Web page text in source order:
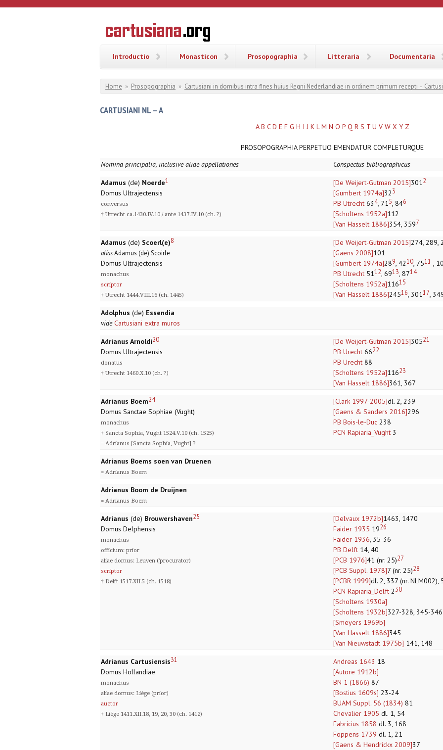
Overslaan en naar de inhoud gaan
CARTUSIANA
Geschiedenis
van de
Introductio Monasticon Prosopographia Litteraria Documentaria
U bent hier
Home » Prosopographia » Cartusiani in domibus intra fines huius Regni Nederlandiae in ordinem primum recepti –
CARTUSIANI NL – A
A B C D E F G H I J K L M N O P Q R S T U V W X Y Z
PROSOPOGRAPHIA PERPETUO EMENDATUR COMPLETURQUE
Nomina principalia, inclusive aliae appellationes
Conspectus bibliographicus
Adamus (de) Noerde1
Domus Ultrajectensis
conversus
† Utrecht ca.1430.IV.10 / ante 1437.IV.10 (ch. ?)
[De Weijert-Gutman 2015]3012
[Gumbert 1974a]323
PB Utrecht 634, 715, 846
[Scholtens 1952a]112
[Van Hasselt 1886]354, 3597
Adamus (de) Scoerl(e)8
aliasAdamus (de) Scoirle
Domus Ultrajectensis
monachus
scriptor
† Utrecht 1444.VIII.16 (ch. 1445)
[De Weijert-Gutman 2015]274, 289,
[Gaens 2008]101
[Gumbert 1974a]289, 4210, 7511 ,
PB Utrecht 5112, 6913, 8714
[Scholtens 1952a]11615
[Van Hasselt 1886]24516, 30117,
Adolphus (de) Essendia
vide Cartusiani extra muros
Adrianus Arnoldi20
Domus Ultrajectensis
donatus
† Utrecht 1460.X.10 (ch. ?)
[De Weijert-Gutman 2015]30521
PB Urecht 6622
PB Urecht 88
[Scholtens 1952a]11623
[Van Hasselt 1886]361, 367
Adrianus Boem24
Domus Sanctae Sophiae (Vught)
monachus
† Sancta Sophia, Vught 1524.V.10 (ch. 1525)
= Adrianus [Sancta Sophia, Vught] ?
[Clark 1997-2005]dl. 2, 239
[Gaens & Sanders 2016]296
PB Bois-le-Duc 238
PCN Rapiaria_Vught 3
Adrianus Boems soen van Druenen
= Adrianus Boem
Adrianus Boom de Druijnen
= Adrianus Boem
Adrianus (de) Brouwershaven25
Domus Delphensis
monachus
officium: prior
aliae domus: Leuven ('procurator)
scriptor
† Delft 1517.XII.5 (ch. 1518)
[Delvaux 1972b]1463, 1470
Faider 1935 1926
Faider 1936, 35-36
PB Delft 14, 40
[PCB 1976]41 (nr. 25)27
[PCB Suppl. 1978]7 (nr. 25)28
[PCBR 1999]dl. 2, 337 (nr. NLM002),
PCN Rapiaria_Delft 230
[Scholtens 1930a]
[Scholtens 1932b]327-328, 345-346
[Smeyers 1969b]
[Van Hasselt 1886]345
[Van Nieuwstadt 1975b] 141, 148
Adrianus Cartusiensis31
Domus Hollandiae
monachus
aliae domus: Liège (prior)
auctor
† Liège 1411.XII.18, 19, 20, 30 (ch. 1412)
Andreas 1643 18
[Autore 1912b]
BN 1 (1866) 87
[Bostius 1609s] 23-24
BUAM Suppl. 56 (1834) 81
Chevalier 1905 dl. 1, 54
Fabricius 1858 dl. 3, 168
Foppens 1739 dl. 1, 21
[Gaens & Hendrickx 2009]37